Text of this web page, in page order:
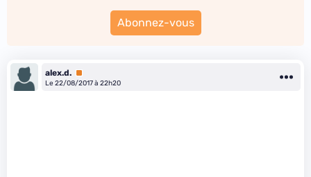
Abonnez-vous
alex.d. Premium
Le 22/08/2017 à 22h20